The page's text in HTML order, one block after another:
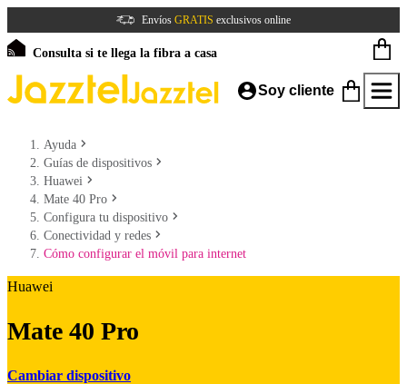
Envíos GRATIS exclusivos online
Consulta si te llega la fibra a casa
Soy cliente
Ayuda
Guías de dispositivos
Huawei
Mate 40 Pro
Configura tu dispositivo
Conectividad y redes
Cómo configurar el móvil para internet
Huawei
Mate 40 Pro
Cambiar dispositivo